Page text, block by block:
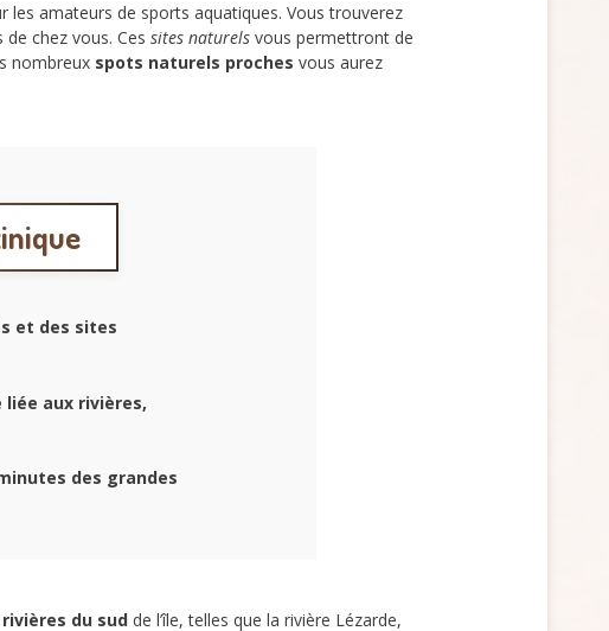
amateurs de sports aquatiques. Vous trouverez
chez vous. Ces sites naturels vous permettront de
nombreux spots naturels proches vous aurez
et des sites
aux rivières,
des grandes
rivières du sud de l’île, telles que la rivière Lézarde,